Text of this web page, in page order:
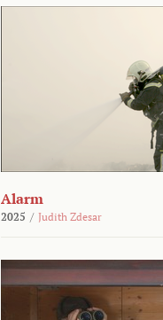
Alarm
2025 / Judith Zdesar